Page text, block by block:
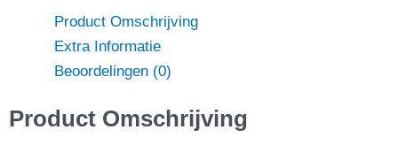
shirts
aantal
Product Omschrijving
Extra Informatie
Beoordelingen (0)
Product Omschrijving